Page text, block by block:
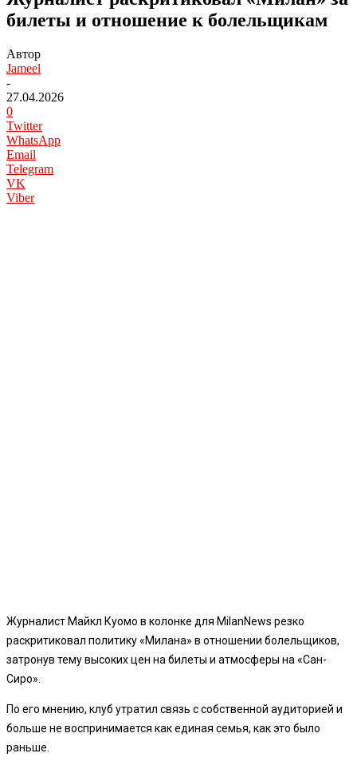
билеты и отношение к болельщикам
Автор
Jameel
-
27.04.2026
0
Twitter
WhatsApp
Email
Telegram
VK
Viber
Журналист Майкл Куомо в колонке для MilanNews резко
раскритиковал политику «Милана» в отношении болельщиков,
затронув тему высоких цен на билеты и атмосферы на «Сан-
Сиро».
По его мнению, клуб утратил связь с собственной аудиторией и
больше не воспринимается как единая семья, как это было
раньше.